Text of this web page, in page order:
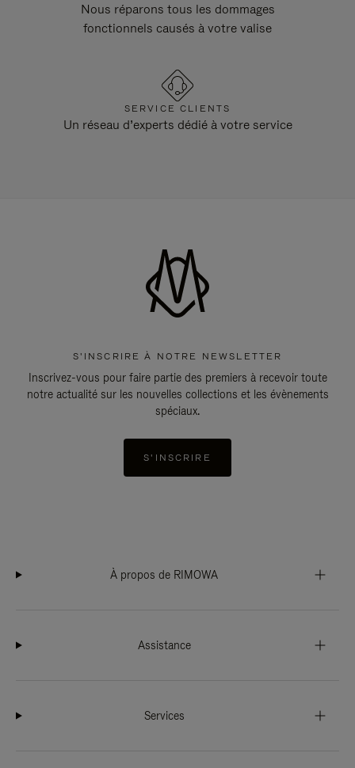
Nous réparons tous les dommages
fonctionnels causés à votre valise
SERVICE CLIENTS
Un réseau d’experts dédié à votre service
S'INSCRIRE À NOTRE NEWSLETTER
Inscrivez-vous pour faire partie des premiers à recevoir toute
notre actualité sur les nouvelles collections et les évènements
spéciaux.
S'INSCRIRE
À propos de RIMOWA
Assistance
Services